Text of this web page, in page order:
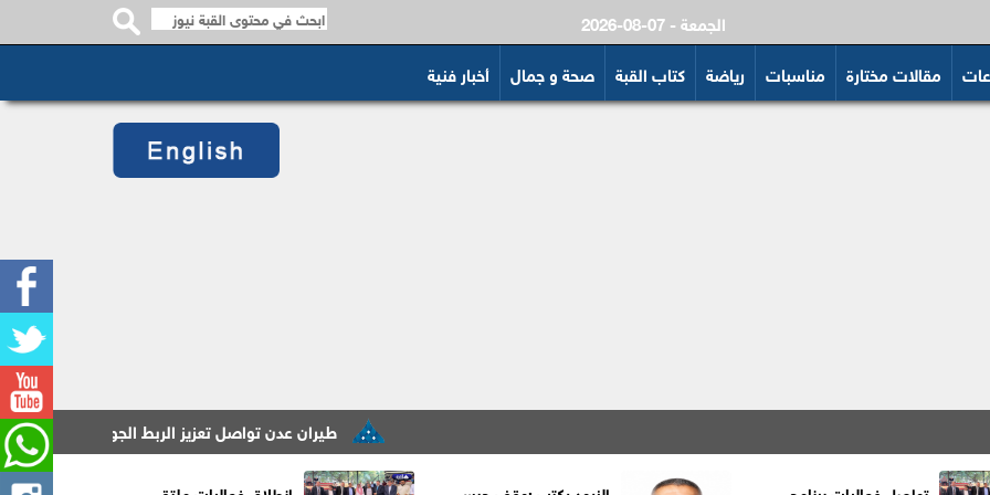
2026-08-07 - الجمعة
مقالات مختارة مناسبات رياضة كتاب القبة صحة و جمال أخبار فنية
طيران عدن تواصل تعزيز الربط الجوي برحلات أسبوعية